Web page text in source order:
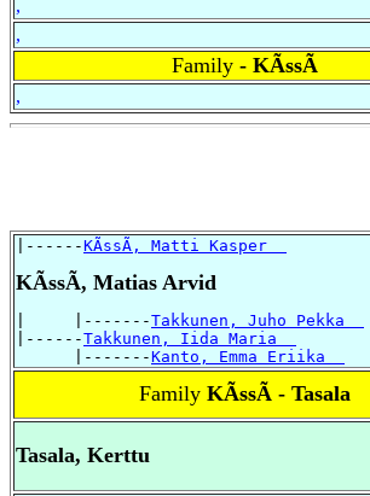
,
,
Family - KÃssÃ
,
|------KÃssÃ, Matti Kasper
KÃssÃ, Matias Arvid
|     |-------Takkunen, Juho Pekka
|------Takkunen, Iida Maria
      |-------
Kanto, Emma Eriika
Family KÃssÃ - Tasala
Tasala, Kerttu